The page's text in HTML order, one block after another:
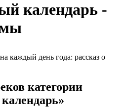
календарь -
каждый день года: рассказ о
категории